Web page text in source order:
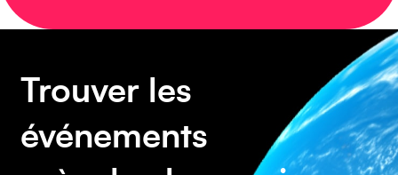
Trouver les
événements
Amérique du Sud